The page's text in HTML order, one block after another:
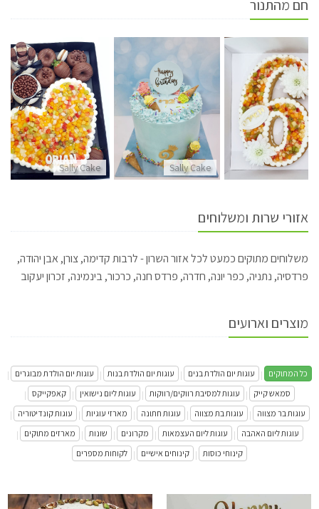
חם מהתנור
Sally Cake
Sally Cake
אזורי שרות ומשלוחים
משלוחים מתוקים כמעט לכל אזור השרון - לרבות קדימה, צורן, אבן יהודה,
פרדסיה, נתניה, כפר יונה, חדרה, פרדס חנה, כרכור, בינמינה, זכרון יעקוב
מוצרים וארועים
כל המתוקים | עוגות יום הולדת בנים | עוגות יום הולדת בנות | עוגות יום הולדת מבוגרים
|
סמאש קייק
| עוגות למסיבת רווקים/רווקות | עוגות ליום נישואין | קאפקייקס |
עוגות בר מצווה
| עוגות בת מצווה | עוגות חתונה | מארזי עוגיות | עוגות קונדיטוריה
|
עוגות ליום האהבה
| עוגות ליום העצמאות | מקרונים | שונות | מארזים מתוקים
|
קינוחי כוסות | קינוחים אישיים | לקוחות מספרים